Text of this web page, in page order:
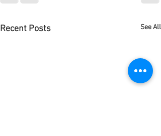
Recent Posts See All